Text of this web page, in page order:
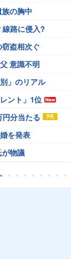
の胸中
線路に侵入?
盗相次ぐ
意識不明
」のリアル
ント」1位
円分当たる
を発表
物議